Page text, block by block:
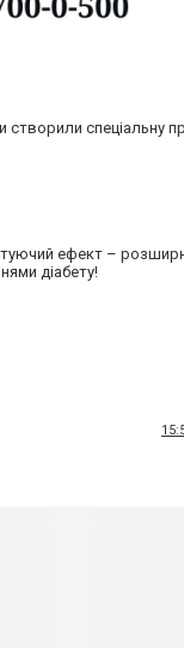
спеціальну
ефект –
діабету!